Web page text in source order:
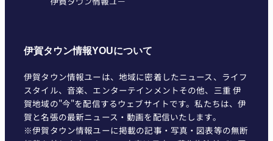
伊賀タウン情報YOUについて
伊賀タウン情報ユーは、地域に密着したニュース、ライフ
スタイル、音楽、エンターテインメントその他、三重 伊
賀地域の"今"を配信するウェブサイトです。私たちは、伊
賀と名張の最新ニュース・動画を配信いたします。
※伊賀タウン情報ユーに掲載の記事・写真・図表等の無断